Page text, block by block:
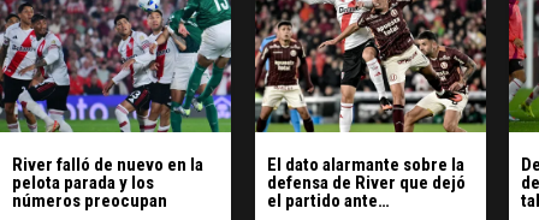
River falló de nuevo en la
pelota parada y los
números preocupan
El dato alarmante sobre la
defensa de River que dejó
el partido ante